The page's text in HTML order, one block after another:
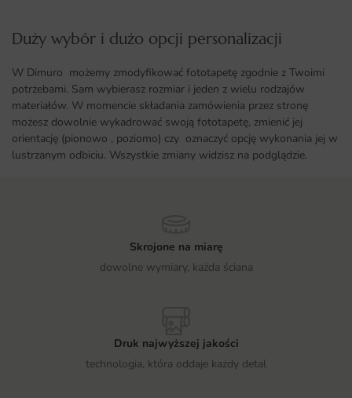
Duży wybór i dużo opcji personalizacji ​
W Dimuro możemy zmodyfikować fototapetę zgodnie z Twoimi
potrzebami. Sam wybierasz rozmiar i jeden z wielu rodzajów
materiałów. W momencie składania zamówienia przez stronę
możesz dowolnie wykadrować swoją fototapetę, zmienić jej
orientację (pionowo , poziomo) czy oznaczyć opcję wykonania jej w
lustrzanym odbiciu. Wszystkie zmiany widzisz na podglądzie.
Skrojone na miarę
dowolne wymiary, każda ściana
Druk najwyższej jakości
technologia, która oddaje każdy detal